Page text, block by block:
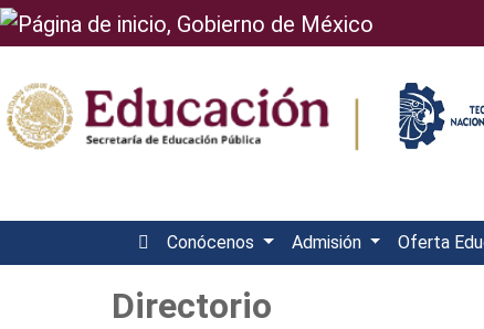
Conócenos Admisión Oferta
Directorio